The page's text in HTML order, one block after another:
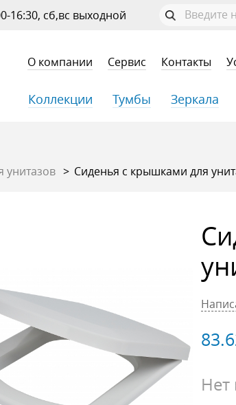
О компании Сервис Контакты
16:30, сб,вс выходной
Коллекции Тумбы Зеркала
унитазов Сиденья с крышками для
Нет